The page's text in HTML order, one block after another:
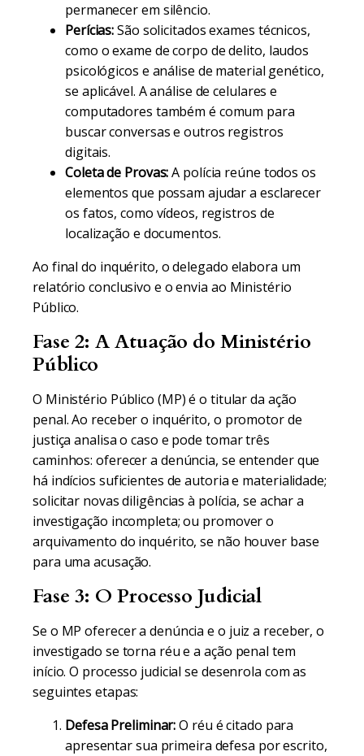
permanecer em silêncio.
Perícias:São solicitados exames técnicos,
como o exame de corpo de delito, laudos
psicológicos e análise de material genético,
se aplicável. A análise de celulares e
computadores também é comum para
buscar conversas e outros registros
digitais.
Coleta de Provas:A polícia reúne todos os
elementos que possam ajudar a esclarecer
os fatos, como vídeos, registros de
localização e documentos.
Ao final do inquérito, o delegado elabora um
relatório conclusivo e o envia ao Ministério
Público.
Fase 2: A Atuação do Ministério
Público
O Ministério Público (MP) é o titular da ação
penal. Ao receber o inquérito, o promotor de
justiça analisa o caso e pode tomar três
caminhos: oferecer a denúncia, se entender que
há indícios suficientes de autoria e materialidade;
solicitar novas diligências à polícia, se achar a
investigação incompleta; ou promover o
arquivamento do inquérito, se não houver base
para uma acusação.
Fase 3: O Processo Judicial
Se o MP oferecer a denúncia e o juiz a receber, o
investigado se torna réu e a ação penal tem
início. O processo judicial se desenrola com as
seguintes etapas:
Defesa Preliminar:O réu é citado para
apresentar sua primeira defesa por escrito,